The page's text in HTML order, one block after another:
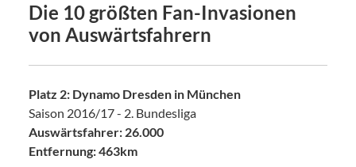
Die 10 größten Fan-Invasionen
von Auswärtsfahrern
Platz 2: Dynamo Dresden in München
Saison 2016/17 - 2. Bundesliga
Auswärtsfahrer: 26.000
Entfernung: 463km